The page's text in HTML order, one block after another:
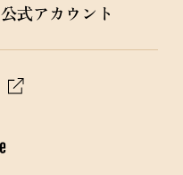
式アカウント